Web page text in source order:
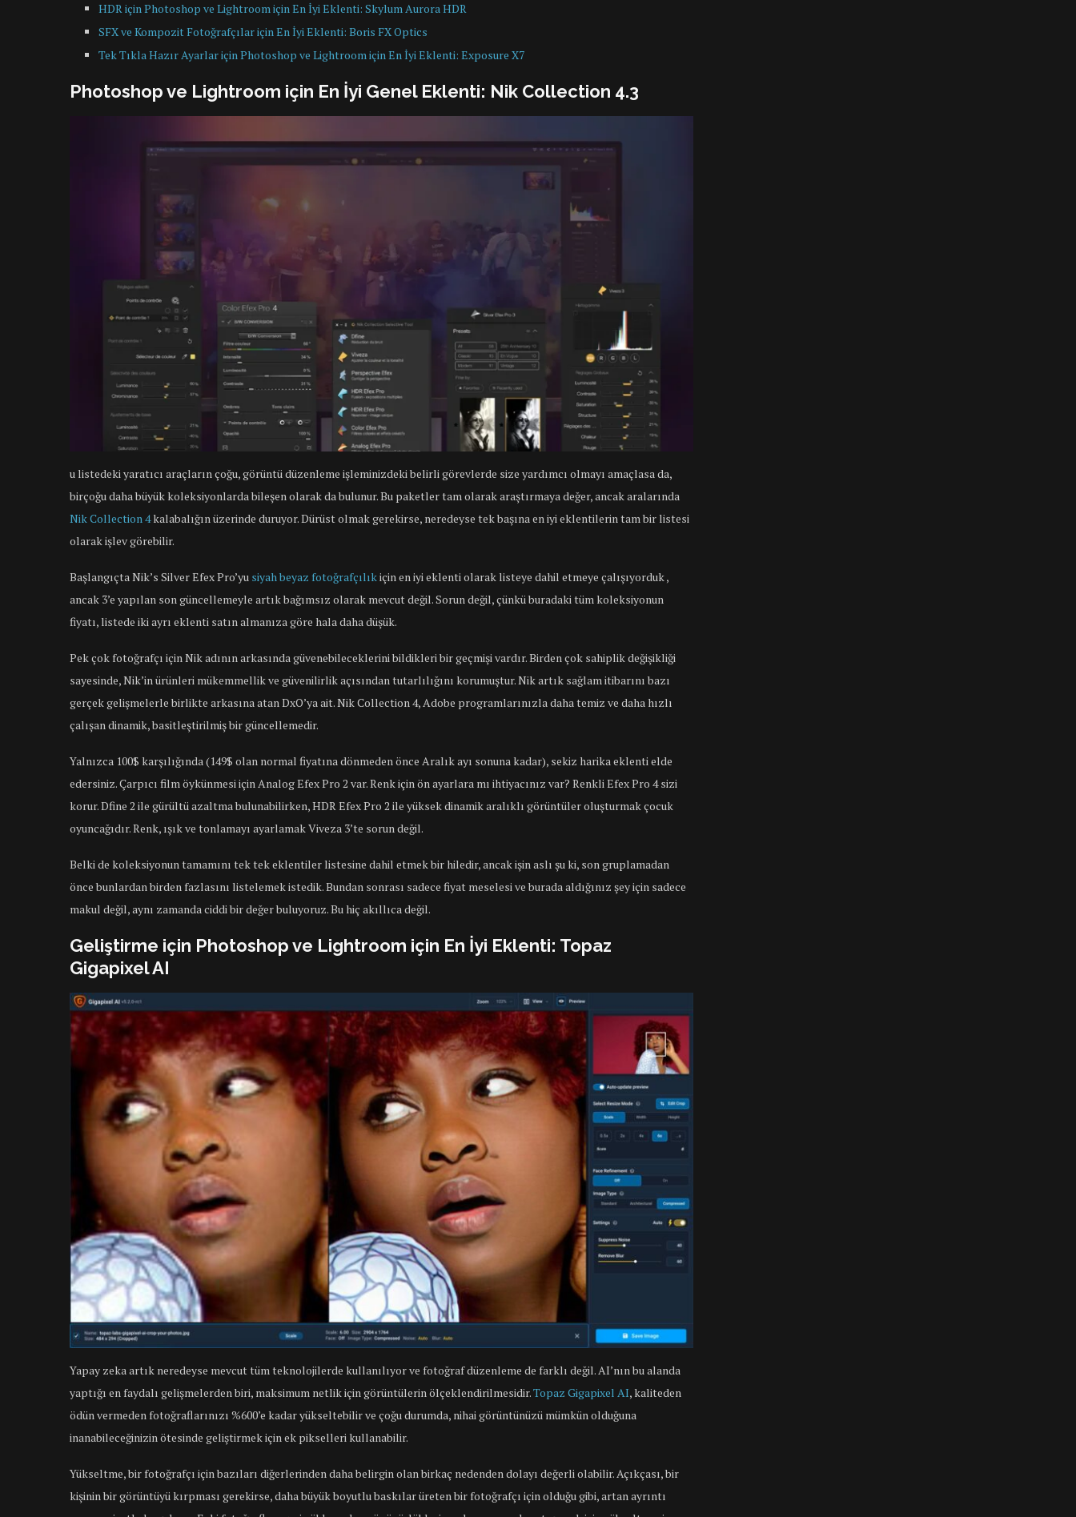
HDR için Photoshop ve Lightroom için En İyi Eklenti: Skylum Aurora HDR
SFX ve Kompozit Fotoğrafçılar için En İyi Eklenti: Boris FX Optics
Tek Tıkla Hazır Ayarlar için Photoshop ve Lightroom için En İyi Eklenti: Exposure X7
Photoshop ve Lightroom için En İyi Genel Eklenti: Nik Collection 4.3
u listedeki yaratıcı araçların çoğu, görüntü düzenleme işleminizdeki belirli görevlerde size yardımcı olmayı amaçlasa da,
birçoğu daha büyük koleksiyonlarda bileşen olarak da bulunur. Bu paketler tam olarak araştırmaya değer, ancak aralarında
Nik Collection 4kalabalığın üzerinde duruyor. Dürüst olmak gerekirse, neredeyse tek başına en iyi eklentilerin tam bir listesi
olarak işlev görebilir.
Başlangıçta Nik’s Silver Efex Pro’yu siyah beyaz fotoğrafçılıkiçin en iyi eklenti olarak listeye dahil etmeye çalışıyorduk ,
ancak 3’e yapılan son güncellemeyle artık bağımsız olarak mevcut değil. Sorun değil, çünkü buradaki tüm koleksiyonun
fiyatı, listede iki ayrı eklenti satın almanıza göre hala daha düşük.
Pek çok fotoğrafçı için Nik adının arkasında güvenebileceklerini bildikleri bir geçmişi vardır. Birden çok sahiplik değişikliği
sayesinde, Nik’in ürünleri mükemmellik ve güvenilirlik açısından tutarlılığını korumuştur. Nik artık sağlam itibarını bazı
gerçek gelişmelerle birlikte arkasına atan DxO’ya ait. Nik Collection 4, Adobe programlarınızla daha temiz ve daha hızlı
çalışan dinamik, basitleştirilmiş bir güncellemedir.
Yalnızca 100$ karşılığında (149$ olan normal fiyatına dönmeden önce Aralık ayı sonuna kadar), sekiz harika eklenti elde
edersiniz. Çarpıcı film öykünmesi için Analog Efex Pro 2 var. Renk için ön ayarlara mı ihtiyacınız var? Renkli Efex Pro 4 sizi
korur. Dfine 2 ile gürültü azaltma bulunabilirken, HDR Efex Pro 2 ile yüksek dinamik aralıklı görüntüler oluşturmak çocuk
oyuncağıdır. Renk, ışık ve tonlamayı ayarlamak Viveza 3’te sorun değil.
Belki de koleksiyonun tamamını tek tek eklentiler listesine dahil etmek bir hiledir, ancak işin aslı şu ki, son gruplamadan
önce bunlardan birden fazlasını listelemek istedik. Bundan sonrası sadece fiyat meselesi ve burada aldığınız şey için sadece
makul değil, aynı zamanda ciddi bir değer buluyoruz. Bu hiç akıllıca değil.
Geliştirme için Photoshop ve Lightroom için En İyi Eklenti: Topaz
Gigapixel AI
Yapay zeka artık neredeyse mevcut tüm teknolojilerde kullanılıyor ve fotoğraf düzenleme de farklı değil. AI’nın bu alanda
yaptığı en faydalı gelişmelerden biri, maksimum netlik için görüntülerin ölçeklendirilmesidir.Topaz Gigapixel AI, kaliteden
ödün vermeden fotoğraflarınızı %600’e kadar yükseltebilir ve çoğu durumda, nihai görüntünüzü mümkün olduğuna
inanabileceğinizin ötesinde geliştirmek için ek pikselleri kullanabilir.
Yükseltme, bir fotoğrafçı için bazıları diğerlerinden daha belirgin olan birkaç nedenden dolayı değerli olabilir. Açıkçası, bir
kişinin bir görüntüyü kırpması gerekirse, daha büyük boyutlu baskılar üreten bir fotoğrafçı için olduğu gibi, artan ayrıntı